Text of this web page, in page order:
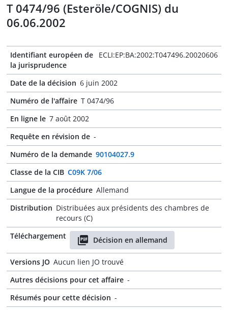
T 0474/96 (Esteröle/COGNIS) du
06.06.2002
Identifiant européen de
la jurisprudence
ECLI:EP:BA:2002:T047496.20020606
Date de la décision 6 juin 2002
Numéro de l'affaire T 0474/96
En ligne le 7 août 2002
Requête en révision de -
Numéro de la demande 90104027.9
Classe de la CIB C09K 7/06
Langue de la procédure Allemand
Distribution Distribuées aux présidents des chambres de
recours (C)
Téléchargement
Décision en allemand
Versions JO Aucun lien JO trouvé
Autres décisions pour cet affaire -
Résumés pour cette décision -